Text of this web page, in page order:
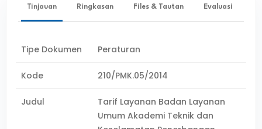
Tinjauan Ringkasan Files & Tautan Evaluasi
Tipe Dokumen Peraturan
Kode 210/PMK.05/2014
Judul
Tarif Layanan Badan Layanan
Umum Akademi Teknik dan